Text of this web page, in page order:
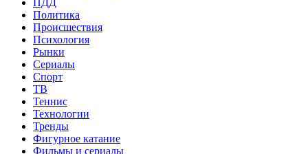
Политика
Происшествия
Психология
Рынки
Сериалы
Спорт
ТВ
Теннис
Технологии
Тренды
Фигурное катание
Фильмы и сериалы